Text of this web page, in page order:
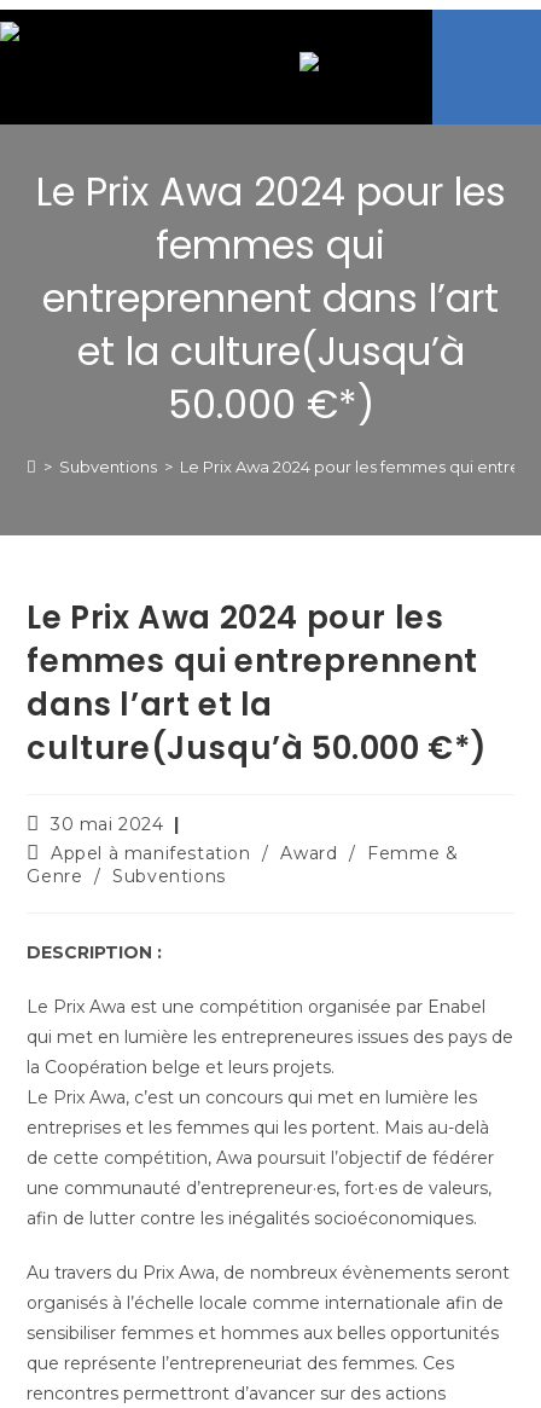
Le Prix Awa 2024 pour les
femmes qui
entreprennent dans l’art
et la culture(Jusqu’à
50.000 €*)
> Subventions > Le Prix Awa 2024 pour les femmes qui
Le Prix Awa 2024 pour les
femmes qui entreprennent
dans l’art et la
culture(Jusqu’à 50.000 €*)
30 mai 2024
Appel à manifestation
/ Award /
Femme &
Genre
/ Subventions
DESCRIPTION :
Le Prix Awa est une compétition organisée par Enabel
qui met en lumière les entrepreneures issues des pays de
la Coopération belge et leurs projets.
Le Prix Awa, c’est un concours qui met en lumière les
entreprises et les femmes qui les portent. Mais au-delà
de cette compétition, Awa poursuit l’objectif de fédérer
une communauté d’entrepreneur·es, fort·es de valeurs,
afin de lutter contre les inégalités socioéconomiques.
Au travers du Prix Awa, de nombreux évènements seront
organisés à l’échelle locale comme internationale afin de
sensibiliser femmes et hommes aux belles opportunités
que représente l’entrepreneuriat des femmes. Ces
rencontres permettront d’avancer sur des actions